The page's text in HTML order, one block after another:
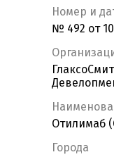
Номер и
№ 492 от
Отилимаб
Города